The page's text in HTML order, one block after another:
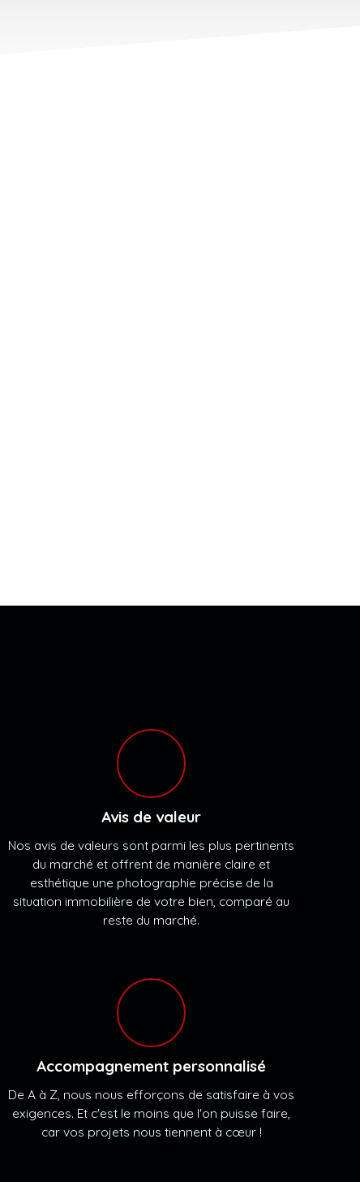
Avis de valeur
Nos avis de valeurs sont parmi les plus pertinents
du marché et offrent de manière claire et
esthétique une photographie précise de la
situation immobilière de votre bien, comparé au
reste du marché.
Accompagnement personnalisé
De A à Z, nous nous efforçons de satisfaire à vos
exigences. Et c'est le moins que l'on puisse faire,
car vos projets nous tiennent à cœur !